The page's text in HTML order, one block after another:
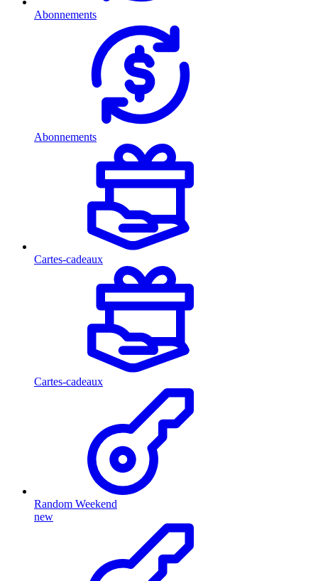
Abonnements
Abonnements
Cartes-cadeaux
Cartes-cadeaux
Random Weekend
new